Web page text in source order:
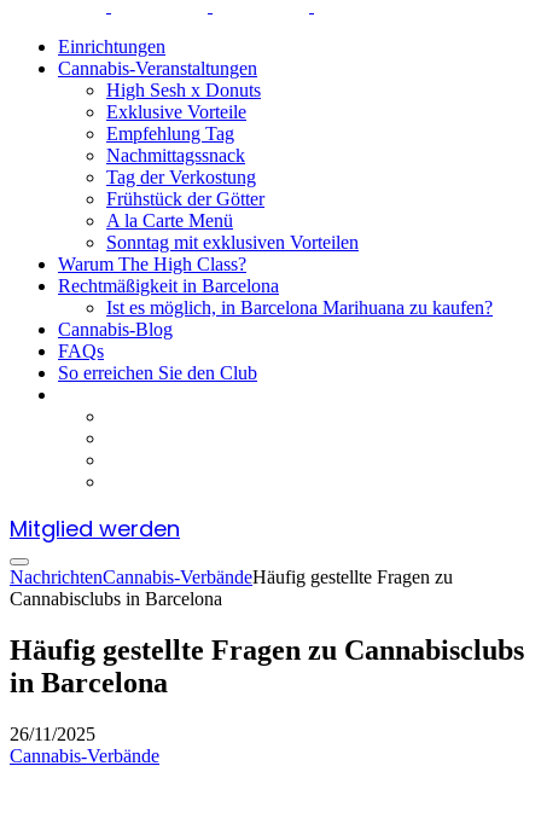
Einrichtungen
Cannabis-Veranstaltungen
High Sesh x Donuts
Exklusive Vorteile
Empfehlung Tag
Nachmittagssnack
Tag der Verkostung
Frühstück der Götter
A la Carte Menü
Sonntag mit exklusiven Vorteilen
Warum The High Class?
Rechtmäßigkeit in Barcelona
Ist es möglich, in Barcelona Marihuana zu kaufen?
Cannabis-Blog
FAQs
So erreichen Sie den Club
Mitglied werden
NachrichtenCannabis-VerbändeHäufig gestellte Fragen zu
Cannabisclubs in Barcelona
Häufig gestellte Fragen zu Cannabisclubs
in Barcelona
26/11/2025
Cannabis-Verbände